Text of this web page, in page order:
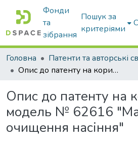
Фонди
та
зібрання
Пошук за
критеріями
Головна
Опис до патенту на корисну модель № 62616 "Машина для очищення насіння"
Опис до патенту на
модель № 62616
очищення насіння"